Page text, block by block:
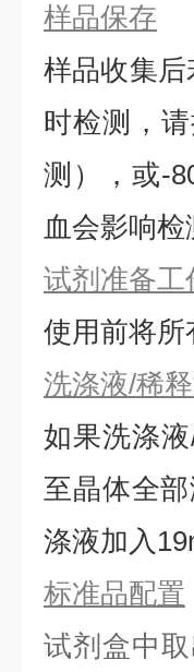
样品保存
样品收集
时检测，
测），或-
血会影响
试剂准备工
使用前将
洗涤液/稀
如果洗涤
⾄晶体全
涤液加入
标准品配置
试剂盒中